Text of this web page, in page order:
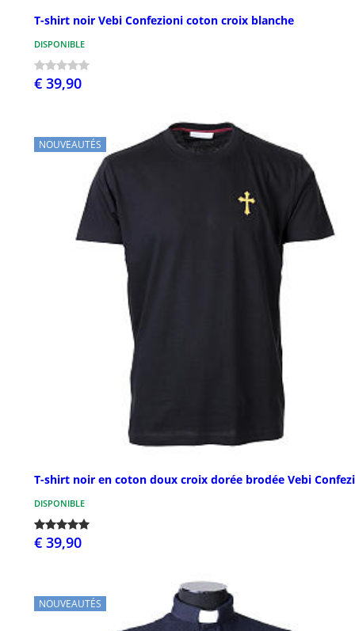
T-shirt noir Vebi Confezioni coton croix blanche
DISPONIBLE
€ 39,90
NOUVEAUTÉS
T-shirt noir en coton doux croix dorée brodée Vebi
DISPONIBLE
€ 39,90
NOUVEAUTÉS